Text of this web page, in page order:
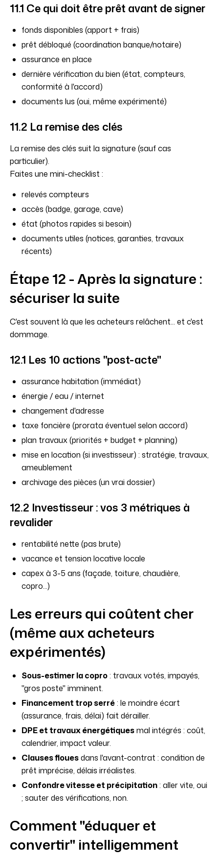
11.1 Ce qui doit être prêt avant de signer
fonds disponibles (apport + frais)
prêt débloqué (coordination banque/notaire)
assurance en place
dernière vérification du bien (état, compteurs,
conformité à l'accord)
documents lus (oui, même expérimenté)
11.2 La remise des clés
La remise des clés suit la signature (sauf cas
particulier).
Faites une mini-checklist :
relevés compteurs
accès (badge, garage, cave)
état (photos rapides si besoin)
documents utiles (notices, garanties, travaux
récents)
Étape 12 - Après la signature :
sécuriser la suite
C'est souvent là que les acheteurs relâchent... et c'est
dommage.
12.1 Les 10 actions "post-acte"
assurance habitation (immédiat)
énergie / eau / internet
changement d'adresse
taxe foncière (prorata éventuel selon accord)
plan travaux (priorités + budget + planning)
mise en location (si investisseur) : stratégie, travaux,
ameublement
archivage des pièces (un vrai dossier)
12.2 Investisseur : vos 3 métriques à
revalider
rentabilité nette (pas brute)
vacance et tension locative locale
capex à 3-5 ans (façade, toiture, chaudière,
copro...)
Les erreurs qui coûtent cher
(même aux acheteurs
expérimentés)
Sous-estimer la copro: travaux votés, impayés,
"gros poste" imminent.
Financement trop serré: le moindre écart
(assurance, frais, délai) fait dérailler.
DPE et travaux énergétiquesmal intégrés : coût,
calendrier, impact valeur.
Clauses flouesdans l'avant-contrat : condition de
prêt imprécise, délais irréalistes.
Confondre vitesse et précipitation: aller vite, oui
; sauter des vérifications, non.
Comment "éduquer et
convertir" intelligemment